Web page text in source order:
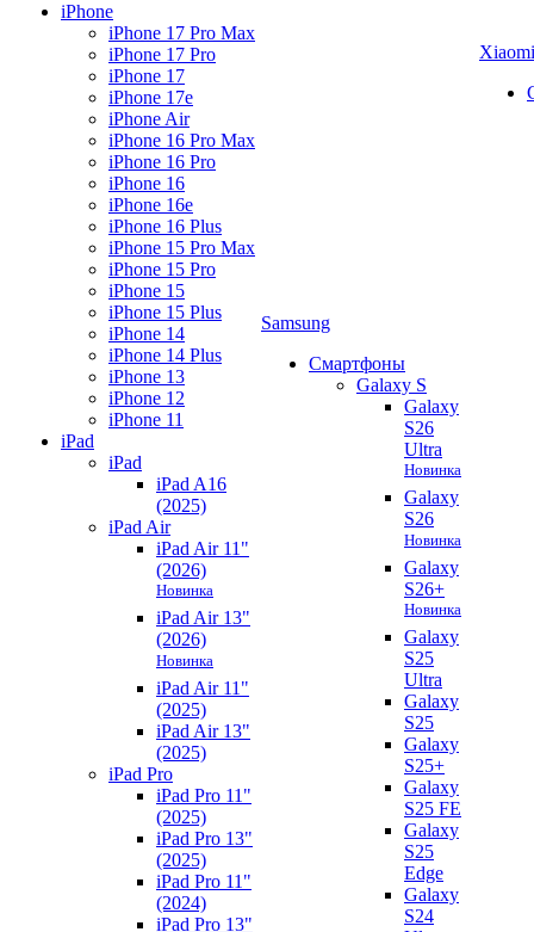
iPhone
iPhone 17 Pro Max
iPhone 17 Pro
iPhone 17
iPhone 17e
iPhone Air
iPhone 16 Pro Max
iPhone 16 Pro
iPhone 16
iPhone 16e
iPhone 16 Plus
iPhone 15 Pro Max
iPhone 15 Pro
iPhone 15
iPhone 15 Plus
iPhone 14
iPhone 14 Plus
iPhone 13
iPhone 12
iPhone 11
iPad
iPad
iPad A16
(2025)
iPad Air
iPad Air 11"
(2026)
Новинка
iPad Air 13"
(2026)
Новинка
iPad Air 11"
(2025)
iPad Air 13"
(2025)
iPad Pro
iPad Pro 11"
(2025)
iPad Pro 13"
(2025)
iPad Pro 11"
(2024)
iPad Pro 13"
Samsung
Смартфоны
Galaxy S
Galaxy
S26
Ultra
Новинка
Galaxy
S26
Новинка
Galaxy
S26+
Новинка
Galaxy
S25
Ultra
Galaxy
S25
Galaxy
S25+
Galaxy
S25 FE
Galaxy
S25
Edge
Galaxy
S24
Xiaomi